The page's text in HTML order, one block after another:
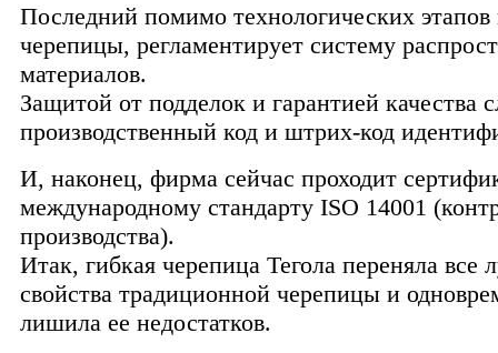
Последний помимо технологических этапов
черепицы, регламентирует систему
материалов.
Защитой от подделок и гарантией качества
производственный код и штрих-код
И, наконец, фирма сейчас проходит
международному стандарту ISO 14001
производства).
Итак, гибкая черепица Тегола переняла все
свойства традиционной черепицы и
лишила ее недостатков.